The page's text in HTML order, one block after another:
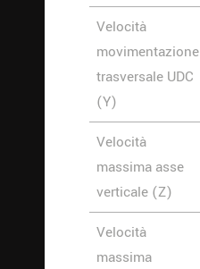
Velocità
movimentazione
trasversale UDC
(Y)
Velocità
massima asse
verticale (Z)
Velocità
massima